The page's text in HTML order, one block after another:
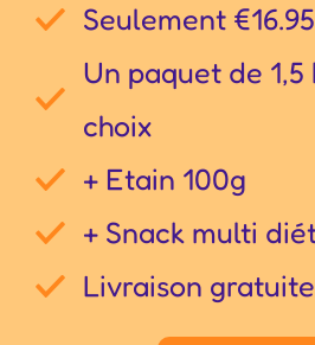
Seulement €16.95
Un paquet de
choix
+ Etain 100g
+ Snack multi
Livraison gratuite